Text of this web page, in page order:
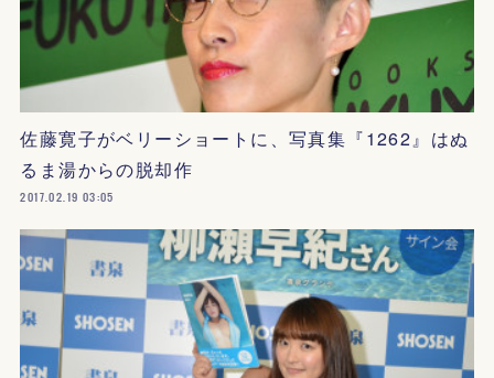
佐藤寛子がベリーショートに、写真集『1262』はぬ
るま湯からの脱却作
2017.02.19 03:05